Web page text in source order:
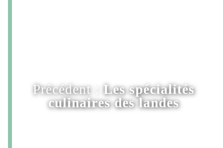
Précédent :Les spécialités
culinaires des landes